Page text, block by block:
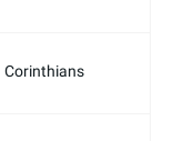
Corinthians